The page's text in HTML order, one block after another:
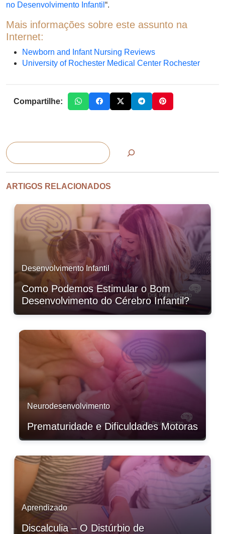
no Desenvolvimento Infantil “.
Mais informações sobre este assunto na
Internet:
Newborn and Infant Nursing Reviews
University of Rochester Medical Center Rochester
Compartilhe:
Pesquisar
ARTIGOS RELACIONADOS
Desenvolvimento Infantil
Como Podemos Estimular o Bom
Desenvolvimento do Cérebro Infantil?
Neurodesenvolvimento
Prematuridade e Dificuldades Motoras
Aprendizado
Discalculia – O Distúrbio de